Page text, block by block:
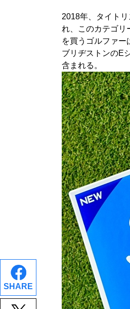
SHARE
2018年、タイト
れ、このカテゴリ
を買うゴルファ
ブリヂストンのE
含まれる。